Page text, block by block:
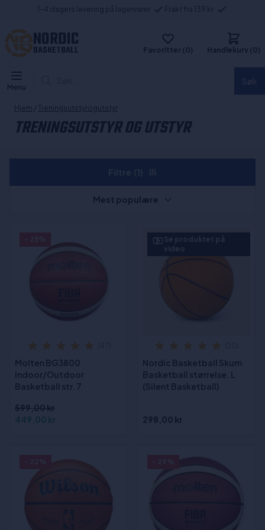
1-4 dagers levering på lagervarer Frakt fra 139 kr
NORDIC
BASKETBALL Favoritter (0) Handlekurv (0)
Menu
Hjem / Treningsutstyrogutstyr
TRENINGSUTSTYR OG UTSTYR
Molten BG3800
Indoor/Outdoor
Basketball str. 7
599,00 kr
449,00 kr
Se produktet på
video
Nordic Basketball Skum
Basketball størrelse. L
(Silent Basketball)
298,00 kr
Mest populære